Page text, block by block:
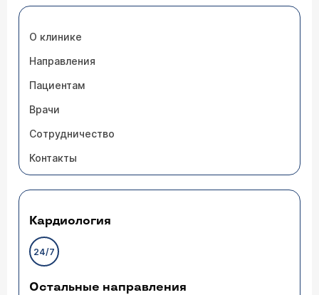
О клинике
Направления
Пациентам
Врачи
Сотрудничество
Контакты
Кардиология
24/7
Остальные направления